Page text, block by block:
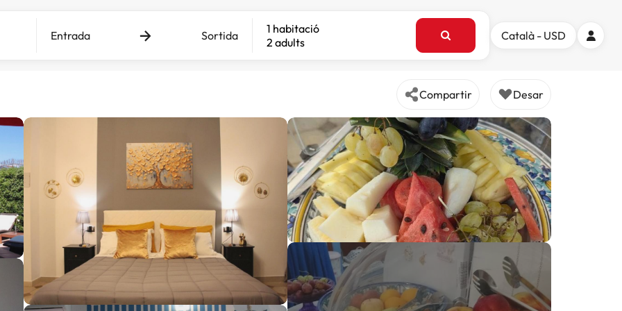
Entrada Sortida
1 habitació
2 adults
Català - USD
Compartir Desar